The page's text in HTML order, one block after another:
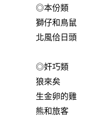
◎本份類
獅仔和鳥鼠
北風佮日頭
◎奸巧類
狼來矣
生金卵的雞
熊和旅客